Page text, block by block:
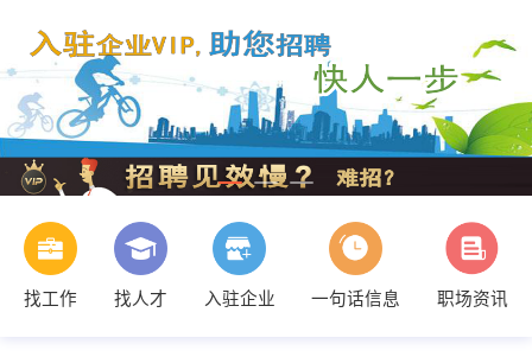
找工作 找人才 入驻企业 一句话信息 职场资讯